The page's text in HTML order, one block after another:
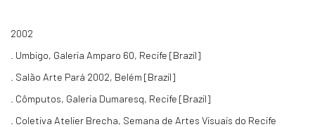
2002
. Umbigo, Galeria Amparo 60, Recife [Brazil]
. Salão Arte Pará 2002, Belém [Brazil]
. Cômputos, Galeria Dumaresq, Recife [Brazil]
. Coletiva Atelier Brecha, Semana de Artes Visuais do Recife